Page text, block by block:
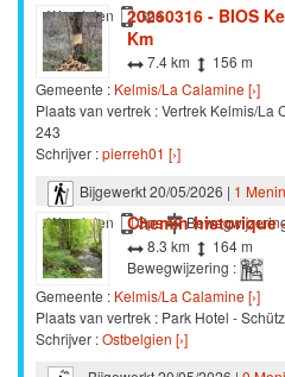
Wandelen Gps
20260316 - BIOS
Km
7.4 km
156 m
Gemeente : Kelmis/La Calamine [›]
Plaats van vertrek : Vertrek Kelmis/La
243
Schrijver :pierreh01 [›]
Bijgewerkt 20/05/2026 | 1
Wandelen
Gps
Chemin historique
8.3 km
164 m
Bewegwijzering :
Gemeente : Kelmis/La Calamine [›]
Plaats van vertrek : Park Hotel -
Schrijver :Ostbelgien [›]